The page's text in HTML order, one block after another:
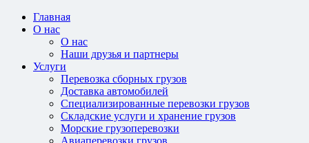
Главная
О нас
О нас
Наши друзья и партнеры
Услуги
Перевозка сборных грузов
Доставка автомобилей
Специализированные перевозки грузов
Складские услуги и хранение грузов
Морские грузоперевозки
Авиаперевозки грузов